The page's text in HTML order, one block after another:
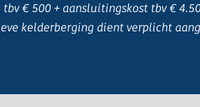
€ 500 + aansluitingskost tbv €
kelderberging dient verplicht